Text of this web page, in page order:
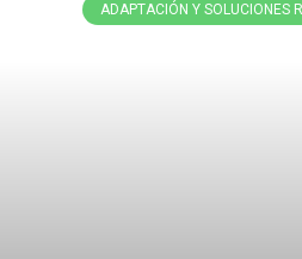
ADAPTACIÓN Y SOLUCIONES